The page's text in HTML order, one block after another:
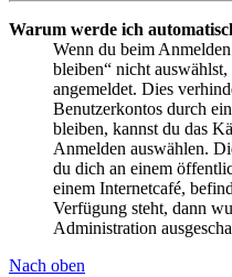
Warum werde ich
Wenn du beim
bleiben“ nicht
angemeldet. Dies
Benutzerkontos durch
bleiben, kannst du das
Anmelden auswählen.
du dich an einem
einem Internetcafé,
Verfügung steht, dann
Administration
Nach oben